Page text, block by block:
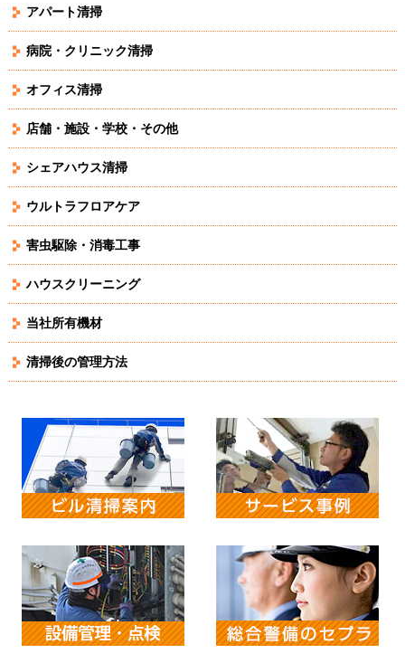
アパート清掃
病院・クリニック清掃
オフィス清掃
店舗・施設・学校・その他
シェアハウス清掃
ウルトラフロアケア
害虫駆除・消毒工事
ハウスクリーニング
当社所有機材
清掃後の管理方法